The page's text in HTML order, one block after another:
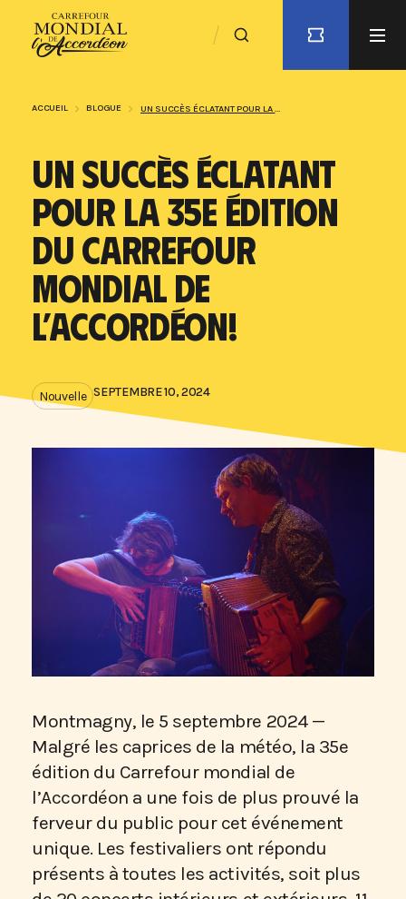
ACCUEIL BLOGUE
UN SUCCÈS ÉCLATANT
POUR LA 35E ÉDITION
DU CARREFOUR
MONDIAL DE
L’ACCORDÉON!
Nouvelle SEPTEMBRE 10, 2024
Montmagny, le 5 septembre 2024 —
Malgré les caprices de la météo, la 35e
édition du Carrefour mondial de
l’Accordéon a une fois de plus prouvé la
ferveur du public pour cet événement
unique. Les festivaliers ont répondu
présents à toutes les activités, soit plus